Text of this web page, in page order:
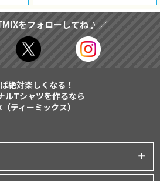
をフォローしてね♪ ／
絶対楽しくなる！
ルTシャツを作るなら
ティーミックス）